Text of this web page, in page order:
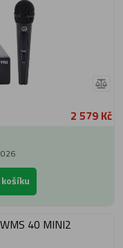
2 579 Kč
košíku
40 MINI2